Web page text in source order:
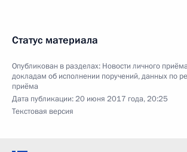
Статус материала
Опубликован в разделах: Новости личного
докладам об исполнении поручений, данных по
приёма
Дата публикации:20 июня 2017 года, 20:25
Текстовая версия